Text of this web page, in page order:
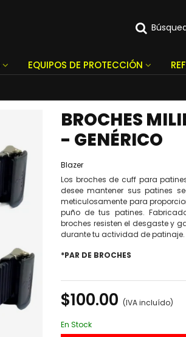
EQUIPOS DE PROTECCIÓN
BROCHES
- GENÉRICO
Blazer
Los broches de cuff para
desee mantener sus patines
meticulosamente para
puño de tus patines.
broches resisten el desgaste y
durante tu actividad de patinaje.
*PAR DE BROCHES
$100.00 (IVA incluído)
En Stock